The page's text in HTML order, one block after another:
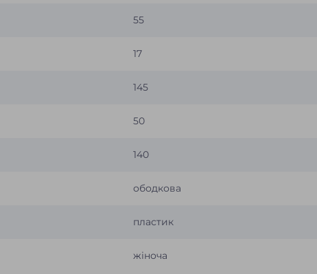
55
17
145
50
140
ободкова
пластик
жіноча